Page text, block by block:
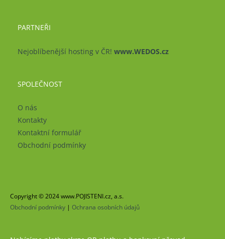
PARTNEŘI
Nejoblíbenější hosting v ČR! www.WEDOS.cz
SPOLEČNOST
O nás
Kontakty
Kontaktní formulář
Obchodní podmínky
Copyright © 2024 www.POJISTENI.cz, a.s.
Obchodní podmínky | Ochrana osobních údajů